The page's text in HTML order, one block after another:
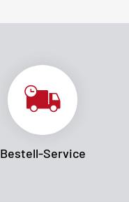
Bestell-Service